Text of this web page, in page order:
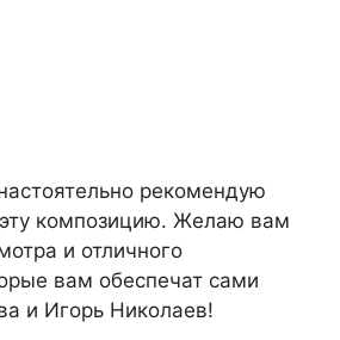
рекомендую
композицию. Желаю вам
и отличного
вам обеспечат сами
и Игорь Николаев!